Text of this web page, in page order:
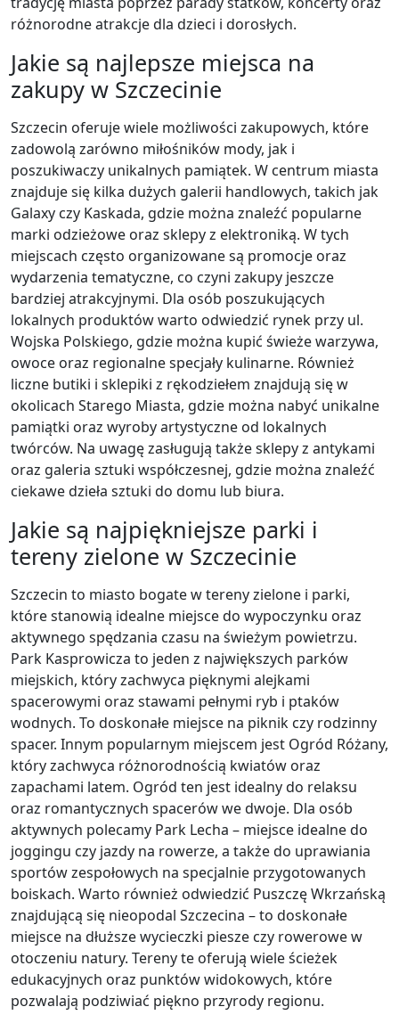
różnorodne atrakcje dla dzieci i dorosłych.
Jakie są najlepsze miejsca na
zakupy w Szczecinie
Szczecin oferuje wiele możliwości zakupowych, które
zadowolą zarówno miłośników mody, jak i
poszukiwaczy unikalnych pamiątek. W centrum miasta
znajduje się kilka dużych galerii handlowych, takich jak
Galaxy czy Kaskada, gdzie można znaleźć popularne
marki odzieżowe oraz sklepy z elektroniką. W tych
miejscach często organizowane są promocje oraz
wydarzenia tematyczne, co czyni zakupy jeszcze
bardziej atrakcyjnymi. Dla osób poszukujących
lokalnych produktów warto odwiedzić rynek przy ul.
Wojska Polskiego, gdzie można kupić świeże warzywa,
owoce oraz regionalne specjały kulinarne. Również
liczne butiki i sklepiki z rękodziełem znajdują się w
okolicach Starego Miasta, gdzie można nabyć unikalne
pamiątki oraz wyroby artystyczne od lokalnych
twórców. Na uwagę zasługują także sklepy z antykami
oraz galeria sztuki współczesnej, gdzie można znaleźć
ciekawe dzieła sztuki do domu lub biura.
Jakie są najpiękniejsze parki i
tereny zielone w Szczecinie
Szczecin to miasto bogate w tereny zielone i parki,
które stanowią idealne miejsce do wypoczynku oraz
aktywnego spędzania czasu na świeżym powietrzu.
Park Kasprowicza to jeden z największych parków
miejskich, który zachwyca pięknymi alejkami
spacerowymi oraz stawami pełnymi ryb i ptaków
wodnych. To doskonałe miejsce na piknik czy rodzinny
spacer. Innym popularnym miejscem jest Ogród Różany,
który zachwyca różnorodnością kwiatów oraz
zapachami latem. Ogród ten jest idealny do relaksu
oraz romantycznych spacerów we dwoje. Dla osób
aktywnych polecamy Park Lecha – miejsce idealne do
joggingu czy jazdy na rowerze, a także do uprawiania
sportów zespołowych na specjalnie przygotowanych
boiskach. Warto również odwiedzić Puszczę Wkrzańską
znajdującą się nieopodal Szczecina – to doskonałe
miejsce na dłuższe wycieczki piesze czy rowerowe w
otoczeniu natury. Tereny te oferują wiele ścieżek
edukacyjnych oraz punktów widokowych, które
pozwalają podziwiać piękno przyrody regionu.